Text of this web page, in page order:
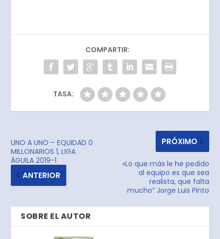
COMPARTIR:
TASA:
UNO A UNO – EQUIDAD 0
MILLONARIOS 1, LIGA
ÁGUILA 2019-1
ANTERIOR
PRÓXIMO
«Lo que más le he pedido
al equipo es que sea
realista, que falta
mucho” Jorge Luis Pinto
SOBRE EL AUTOR